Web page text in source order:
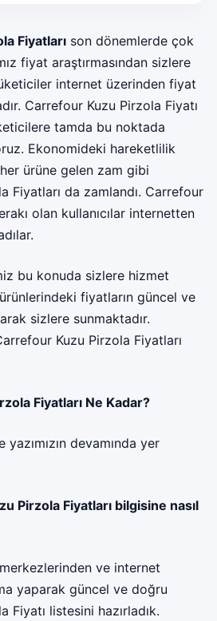
Fiyatları son dönemlerde çok
fiyat araştırmasından sizlere
internet üzerinden fiyat
Carrefour Kuzu Pirzola Fiyatı
tamda bu noktada
Ekonomideki hareketlilik
ürüne gelen zam gibi
Fiyatları da zamlandı. Carrefour
olan kullanıcılar internetten
bu konuda sizlere hizmet
fiyatların güncel ve
sizlere sunmaktadır.
Kuzu Pirzola Fiyatları
Fiyatları Ne Kadar?
devamında yer
Pirzola Fiyatları bilgisine nasıl
ve internet
yaparak güncel ve doğru
Fiyatı listesini hazırladık.